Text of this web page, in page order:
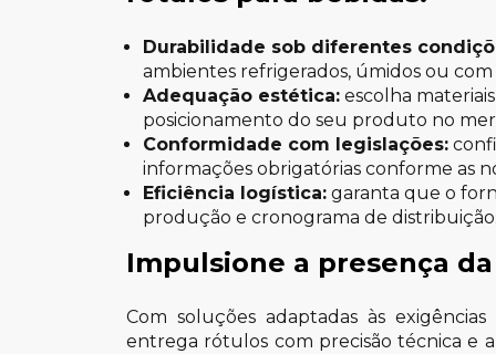
Durabilidade sob diferentes
ambientes refrigerados, úmidos ou com
Adequação estética: escolha
posicionamento do seu produto no
Conformidade com legislações:
informações obrigatórias conforme as
Eficiência logística: garanta que o
produção e cronograma de
Impulsione a presença
Com soluções adaptadas às
entrega rótulos com precisão técnica e